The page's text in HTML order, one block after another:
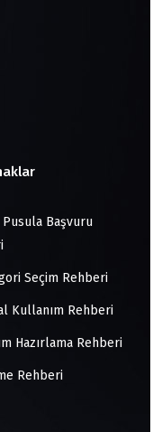
Pusula Başvuru
Seçim Rehberi
Kullanım Rehberi
Hazırlama Rehberi
Rehberi